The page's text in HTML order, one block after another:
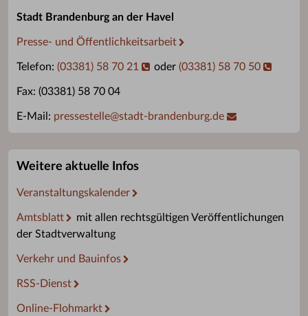
Stadt Brandenburg an der Havel
Presse- und Öffentlichkeitsarbeit
Telefon: (03381) 58 70 21 oder (03381) 58 70 50
Fax: (03381) 58 70 04
E-Mail: pressestelle@stadt-brandenburg.de
Weitere aktuelle Infos
Veranstaltungskalender
Amtsblatt
mit allen rechtsgültigen Veröffentlichungen
der Stadtverwaltung
Verkehr und Bauinfos
RSS-Dienst
Online-Flohmarkt